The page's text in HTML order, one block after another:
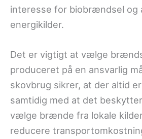
interesse for biobrændsel og
energikilder.
Det er vigtigt at vælge
produceret på en ansvarlig
skovbrug sikrer, at der altid
samtidig med at det
vælge brænde fra lokale
reducere